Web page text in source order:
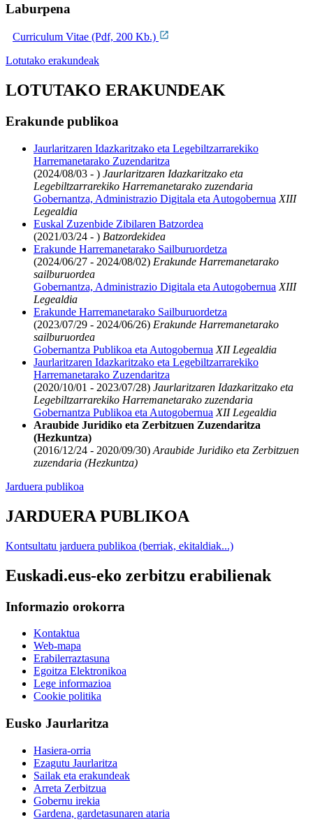
Laburpena
Curriculum Vitae (Pdf, 200 Kb.)
Lotutako erakundeak
LOTUTAKO ERAKUNDEAK
Erakunde publikoa
Jaurlaritzaren Idazkaritzako eta Legebiltzarrarekiko
Harremanetarako Zuzendaritza
(2024/08/03 - ) Jaurlaritzaren Idazkaritzako eta
Legebiltzarrarekiko Harremanetarako zuzendaria
Gobernantza, Administrazio Digitala eta Autogobernua XIII
Legealdia
Euskal Zuzenbide Zibilaren Batzordea
(2021/03/24 - ) Batzordekidea
Erakunde Harremanetarako Sailburuordetza
(2024/06/27 - 2024/08/02) Erakunde Harremanetarako
sailburuordea
Gobernantza, Administrazio Digitala eta Autogobernua XIII
Legealdia
Erakunde Harremanetarako Sailburuordetza
(2023/07/29 - 2024/06/26) Erakunde Harremanetarako
sailburuordea
Gobernantza Publikoa eta Autogobernua XII Legealdia
Jaurlaritzaren Idazkaritzako eta Legebiltzarrarekiko
Harremanetarako Zuzendaritza
(2020/10/01 - 2023/07/28) Jaurlaritzaren Idazkaritzako eta
Legebiltzarrarekiko Harremanetarako zuzendaria
Gobernantza Publikoa eta Autogobernua XII Legealdia
Araubide Juridiko eta Zerbitzuen Zuzendaritza
(Hezkuntza)
(2016/12/24 - 2020/09/30) Araubide Juridiko eta Zerbitzuen
zuzendaria (Hezkuntza)
Jarduera publikoa
JARDUERA PUBLIKOA
Kontsultatu jarduera publikoa (berriak, ekitaldiak...)
Euskadi.eus-eko zerbitzu erabilienak
Informazio orokorra
Kontaktua
Web-mapa
Erabilerraztasuna
Egoitza Elektronikoa
Lege informazioa
Cookie politika
Eusko Jaurlaritza
Hasiera-orria
Ezagutu Jaurlaritza
Sailak eta erakundeak
Arreta Zerbitzua
Gobernu irekia
Gardena, gardetasunaren ataria